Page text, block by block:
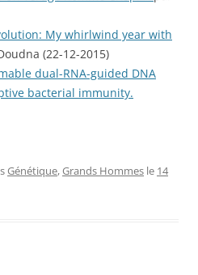
My whirlwind year with
(22-12-2015)
dual-RNA-guided DNA
bacterial immunity.
Génétique,Grands Hommes le 14